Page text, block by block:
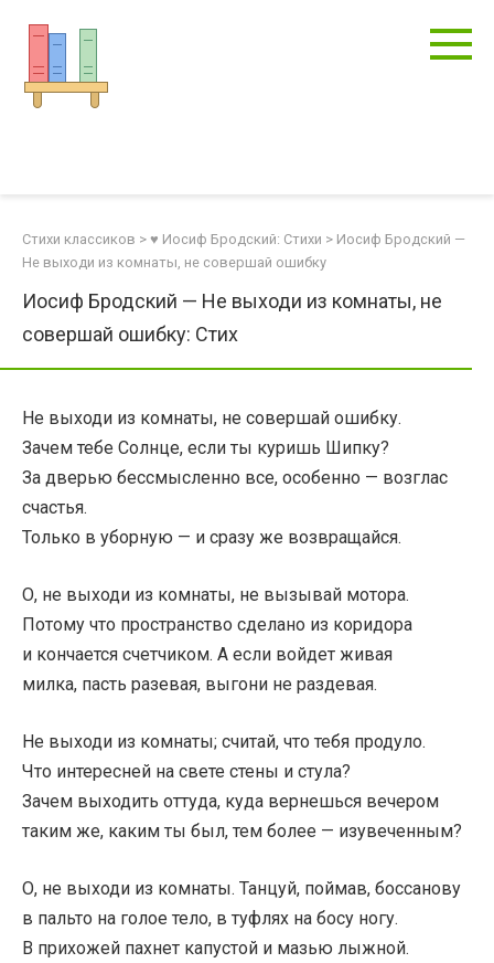
контенту
Стихи классиков > ♥ Иосиф Бродский: Стихи > Иосиф Бродский —
Не выходи из комнаты, не совершай ошибку
Иосиф Бродский — Не выходи из комнаты, не
совершай ошибку: Стих
Не выходи из комнаты, не совершай ошибку.
Зачем тебе Солнце, если ты куришь Шипку?
За дверью бессмысленно все, особенно — возглас
счастья.
Только в уборную — и сразу же возвращайся.
О, не выходи из комнаты, не вызывай мотора.
Потому что пространство сделано из коридора
и кончается счетчиком. А если войдет живая
милка, пасть разевая, выгони не раздевая.
Не выходи из комнаты; считай, что тебя продуло.
Что интересней на свете стены и стула?
Зачем выходить оттуда, куда вернешься вечером
таким же, каким ты был, тем более — изувеченным?
О, не выходи из комнаты. Танцуй, поймав, боссанову
в пальто на голое тело, в туфлях на босу ногу.
В прихожей пахнет капустой и мазью лыжной.